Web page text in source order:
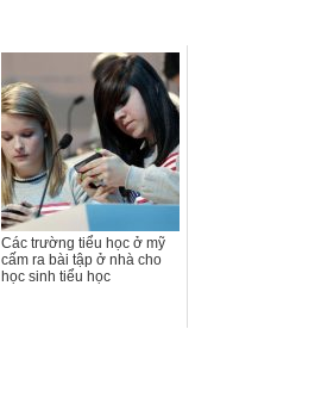
Các trường tiểu học ở mỹ
cấm ra bài tập ở nhà cho
học sinh tiểu học